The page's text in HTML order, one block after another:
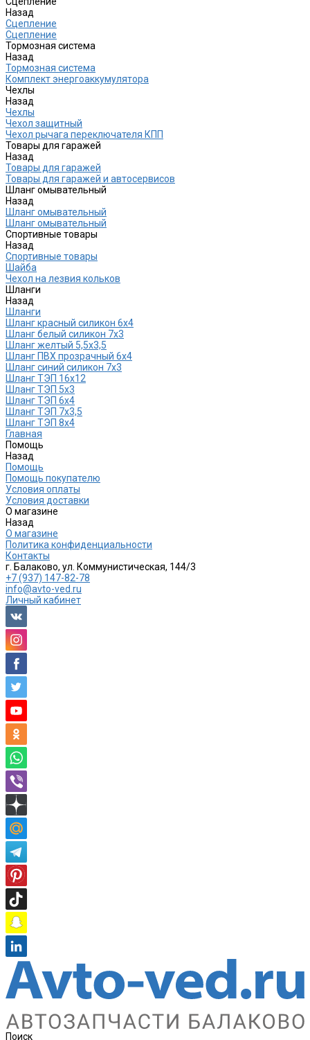
Назад
Сцепление
Сцепление
Тормозная система
Назад
Тормозная система
Комплект энергоаккумулятора
Чехлы
Назад
Чехлы
Чехол защитный
Чехол рычага переключателя КПП
Товары для гаражей
Назад
Товары для гаражей
Товары для гаражей и автосервисов
Шланг омывательный
Назад
Шланг омывательный
Шланг омывательный
Спортивные товары
Назад
Спортивные товары
Шайба
Чехол на лезвия кольков
Шланги
Назад
Шланги
Шланг красный силикон 6х4
Шланг белый силикон 7х3
Шланг желтый 5,5х3,5
Шланг ПВХ прозрачный 6х4
Шланг синий силикон 7х3
Шланг ТЭП 16х12
Шланг ТЭП 5х3
Шланг ТЭП 6х4
Шланг ТЭП 7х3,5
Шланг ТЭП 8х4
Главная
Помощь
Назад
Помощь
Помощь покупателю
Условия оплаты
Условия доставки
О магазине
Назад
О магазине
Политика конфиденциальности
Контакты
г. Балаково, ул. Коммунистическая, 144/3
+7 (937) 147-82-78
info@avto-ved.ru
Личный кабинет
Поиск